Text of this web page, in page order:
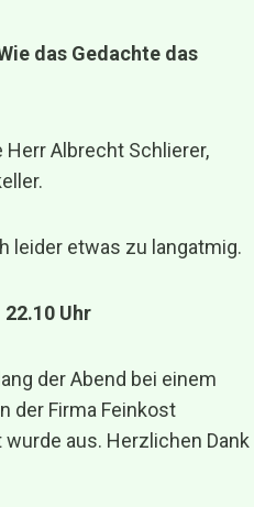
das Gedachte das
Albrecht Schlierer,
leider etwas zu langatmig.
Uhr
der Abend bei einem
der Firma Feinkost
aus. Herzlichen Dank